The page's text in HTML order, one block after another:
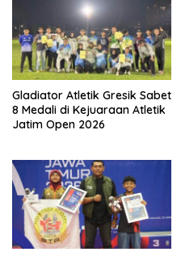
Gladiator Atletik Gresik Sabet
8 Medali di Kejuaraan Atletik
Jatim Open 2026